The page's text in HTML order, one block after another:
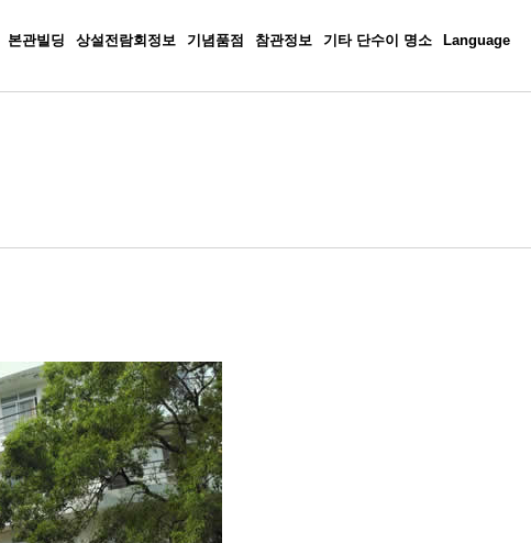
본관빌딩 상설전람회정보 기념품점 참관정보 기타 단수이 명소 Language